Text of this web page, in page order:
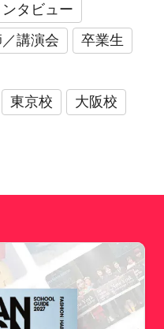
タビュー
講演会
卒業生
東京校
大阪校